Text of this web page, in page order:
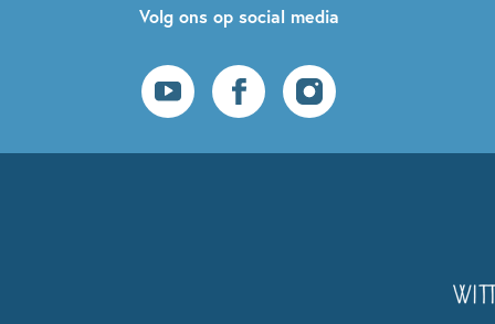
Volg ons op social media